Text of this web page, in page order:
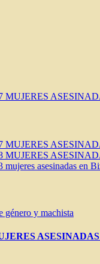
asesinadas en
género y machista